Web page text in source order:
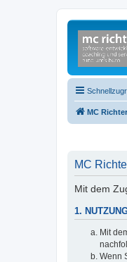
MC
MC
Mit dem
1.
Mit
Wenn